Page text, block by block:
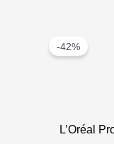
-42%
L’Oréal